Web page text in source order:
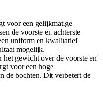
voor een gelijkmatige
de voorste en achterste
uniform en kwalitatief
mogelijk.
gewicht over de voorste en
voor een hoge
de bochten. Dit verbetert de